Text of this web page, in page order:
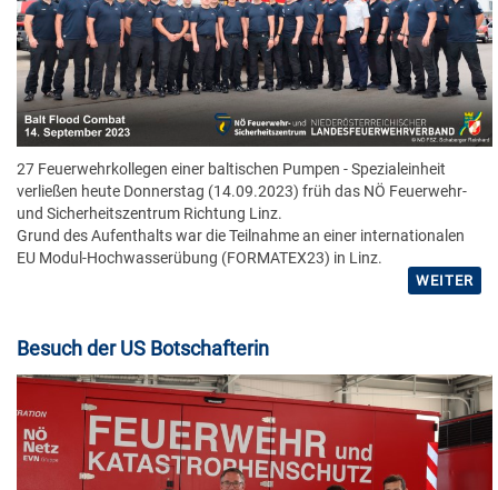
27 Feuerwehrkollegen einer baltischen Pumpen - Spezialeinheit
verließen heute Donnerstag (14.09.2023) früh das NÖ Feuerwehr-
und Sicherheitszentrum Richtung Linz.
Grund des Aufenthalts war die Teilnahme an einer internationalen
EU Modul-Hochwasserübung (FORMATEX23) in Linz.
WEITER
Besuch der US Botschafterin